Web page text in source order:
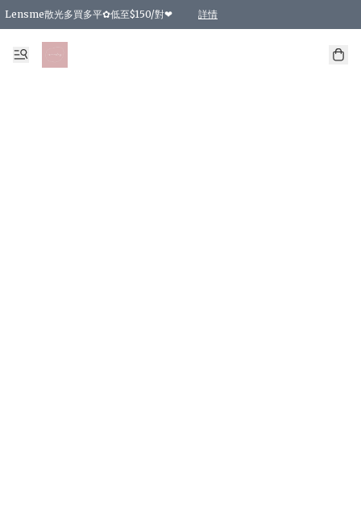
Lensme散光多買多平✿低至$150/對❤ 詳情
台灣Karacon⁩✧日拋 特價清貨❁⃘
日本韓國多款日/月拋現貨☼ 特價❤︎數量有限 售完即止
🇰🇷韓國多款月拋現貨 特價兩對$99✿數量有限 售完即止♫
精選商品，任選買2件或以上9 折；買4件或以上85 折；買6件或以上8 折
精選商品，任選買2件HKD 140.00；買4件HKD 260.00
精選商品，任選買2件HKD 190.00；買4件HKD 360.00
精選商品，任選買2件HKD 110.00；買4件HKD 180.00
精選商品，任選買2件HKD 170.00；買4件HKD 320.00
精選商品，任選買2件或以上減HKD 148.00
精選商品，任選買2件或以上減HKD 148.00
精選商品，任選買2件或以上95 折；買4件或以上9 折；買6件或以上85 折；買8件
精選商品，任選買12件或以上87 折
精選商品，任選買2件或以上減HKD 16.00；買4件或以上減HKD 32.00；買6
精選商品，任選買2件或以上95 折；買4件或以上9 折；買8件或以上85 折；買12
購物滿 HKD 800.00即享免運費優惠！（適用於 特定的送貨方式 )